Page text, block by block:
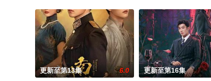
更新至第13集 6.0 更新至第16集